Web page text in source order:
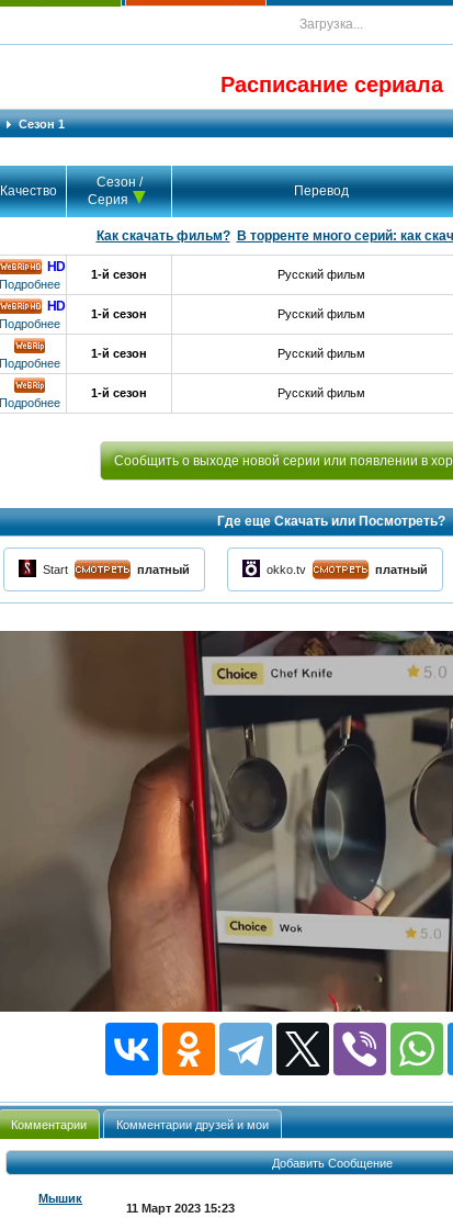
Загрузка...
Расписание сериала
Сезон 1
Качество
Сезон /
Серия
Перевод
Как скачать фильм?
В торренте много серий: как
HD
HD
Подробнее
1-й сезон Русский фильм
HD
HD
Подробнее
1-й сезон Русский фильм
Подробнее
1-й сезон Русский фильм
Подробнее
1-й сезон Русский фильм
Сообщить о выходе новой серии или появлении в
Где еще Скачать или Посмотреть?
Start платный okko.tv платный
Комментарии Комментарии друзей и мои
Добавить Сообщение
Мышик
11 Март 2023 15:23